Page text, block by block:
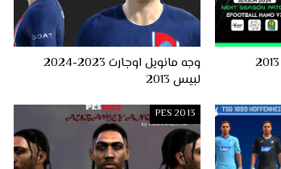
احدث باتش 2024 لبيس 2013
وجه مانويل اوجارت 2023-2024
لبيس 2013
PES 2013